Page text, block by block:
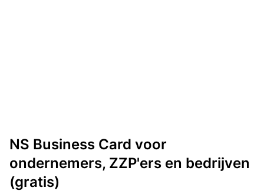
NS Business Card voor
ondernemers, ZZP'ers en bedrijven
(gratis)